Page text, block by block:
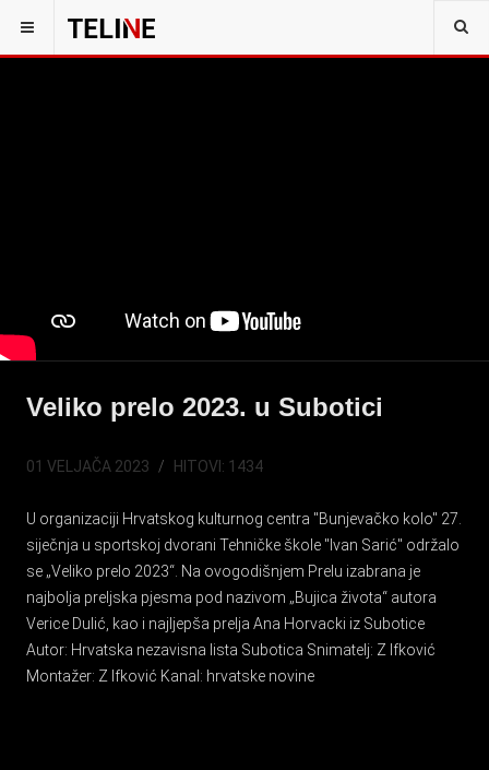
Veliko prelo 2023. u Subotici
01 VELJAČA 2023 HITOVI: 1434
U organizaciji Hrvatskog kulturnog centra "Bunjevačko kolo" 27.
siječnja u sportskoj dvorani Tehničke škole "Ivan Sarić" održalo
se „Veliko prelo 2023“. Na ovogodišnjem Prelu izabrana je
najbolja preljska pjesma pod nazivom „Bujica života“ autora
Verice Dulić, kao i najljepša prelja Ana Horvacki iz Subotice
Autor: Hrvatska nezavisna lista Subotica Snimatelj: Z Ifković
Montažer: Z Ifković Kanal: hrvatske novine